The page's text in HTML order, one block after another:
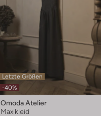
Letzte Größen
-40%
Omoda Atelier
Maxikleid